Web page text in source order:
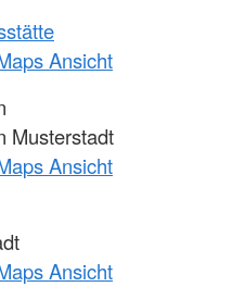
Ansicht
Musterstadt
Ansicht
Ansicht